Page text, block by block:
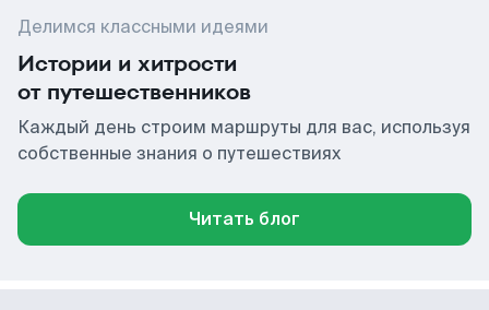
Делимся классными идеями
Истории и хитрости
от путешественников
Каждый день строим маршруты для вас, используя
собственные знания о путешествиях
Читать блог